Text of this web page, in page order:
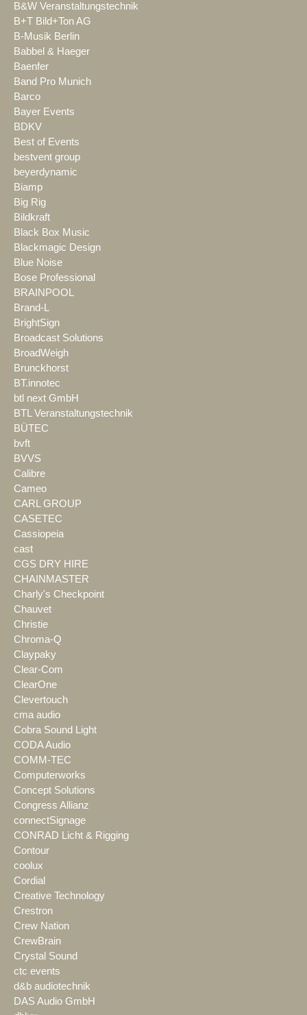
B&W Veranstaltungstechnik
B+T Bild+Ton AG
B-Musik Berlin
Babbel & Haeger
Baenfer
Band Pro Munich
Barco
Bayer Events
BDKV
Best of Events
bestvent group
beyerdynamic
Biamp
Big Rig
Bildkraft
Black Box Music
Blackmagic Design
Blue Noise
Bose Professional
BRAINPOOL
Brand-L
BrightSign
Broadcast Solutions
BroadWeigh
Brunckhorst
BT.innotec
btl next GmbH
BTL Veranstaltungstechnik
BÜTEC
bvft
BVVS
Calibre
Cameo
CARL GROUP
CASETEC
Cassiopeia
cast
CGS DRY HIRE
CHAINMASTER
Charly's Checkpoint
Chauvet
Christie
Chroma-Q
Claypaky
Clear-Com
ClearOne
Clevertouch
cma audio
Cobra Sound Light
CODA Audio
COMM-TEC
Computerworks
Concept Solutions
Congress Allianz
connectSignage
CONRAD Licht & Rigging
Contour
coolux
Cordial
Creative Technology
Crestron
Crew Nation
CrewBrain
Crystal Sound
ctc events
d&b audiotechnik
DAS Audio GmbH